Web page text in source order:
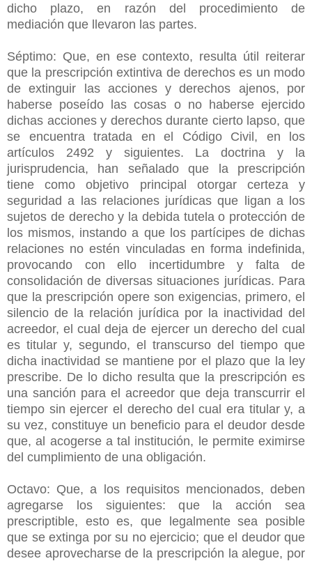
dicho plazo, en razón del procedimiento de
mediación que llevaron las partes.
Séptimo: Que, en ese contexto, resulta útil reiterar
que la prescripción extintiva de derechos es un modo
de extinguir las acciones y derechos ajenos, por
haberse poseído las cosas o no haberse ejercido
dichas acciones y derechos durante cierto lapso, que
se encuentra tratada en el Código Civil, en los
artículos 2492 y siguientes. La doctrina y la
jurisprudencia, han señalado que la prescripción
tiene como objetivo principal otorgar certeza y
seguridad a las relaciones jurídicas que ligan a los
sujetos de derecho y la debida tutela o protección de
los mismos, instando a que los partícipes de dichas
relaciones no estén vinculadas en forma indefinida,
provocando con ello incertidumbre y falta de
consolidación de diversas situaciones jurídicas. Para
que la prescripción opere son exigencias, primero, el
silencio de la relación jurídica por la inactividad del
acreedor, el cual deja de ejercer un derecho del cual
es titular y, segundo, el transcurso del tiempo que
dicha inactividad se mantiene por el plazo que la ley
prescribe. De lo dicho resulta que la prescripción es
una sanción para el acreedor que deja transcurrir el
tiempo sin ejercer el derecho del cual era titular y, a
su vez, constituye un beneficio para el deudor desde
que, al acogerse a tal institución, le permite eximirse
del cumplimiento de una obligación.
Octavo: Que, a los requisitos mencionados, deben
agregarse los siguientes: que la acción sea
prescriptible, esto es, que legalmente sea posible
que se extinga por su no ejercicio; que el deudor que
desee aprovecharse de la prescripción la alegue, por